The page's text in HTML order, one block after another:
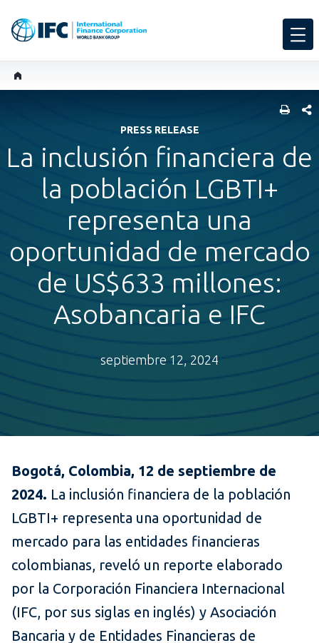
PRESS RELEASE
La inclusión financiera de
la población LGBTI+
representa una
oportunidad de mercado
de US$633 millones:
Asobancaria e IFC
septiembre 12, 2024
Bogotá, Colombia, 12 de septiembre de
2024. La inclusión financiera de la población
LGBTI+ representa una oportunidad de
mercado para las entidades financieras
colombianas, reveló un reporte elaborado
por la Corporación Financiera Internacional
(IFC, por sus siglas en inglés) y Asociación
Bancaria y de Entidades Financieras de